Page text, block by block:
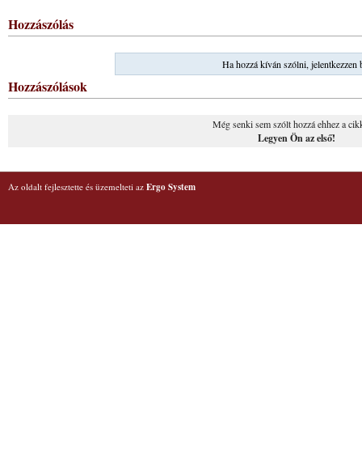
Hozzászólás
Ha hozzá kíván szólni, jelentkezzen
Hozzászólások
Még senki sem szólt hozzá ehhez a
Legyen Ön az első!
Az oldalt fejlesztette és üzemelteti az Ergo System